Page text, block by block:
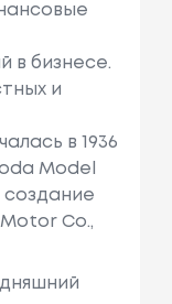
в бизнесе.
и
в 1936
Model
создание
Co.,